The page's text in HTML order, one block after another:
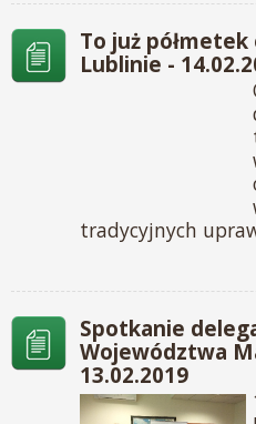
To już
Lublinie -
tradycyjnych
Spotkanie
Województwa
13.02.2019